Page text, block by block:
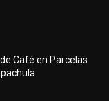
Café en Parcelas